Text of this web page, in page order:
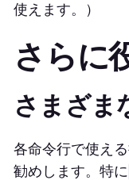
使えます。）
さらに
さまざま
各命令行で使え
勧めします。特に